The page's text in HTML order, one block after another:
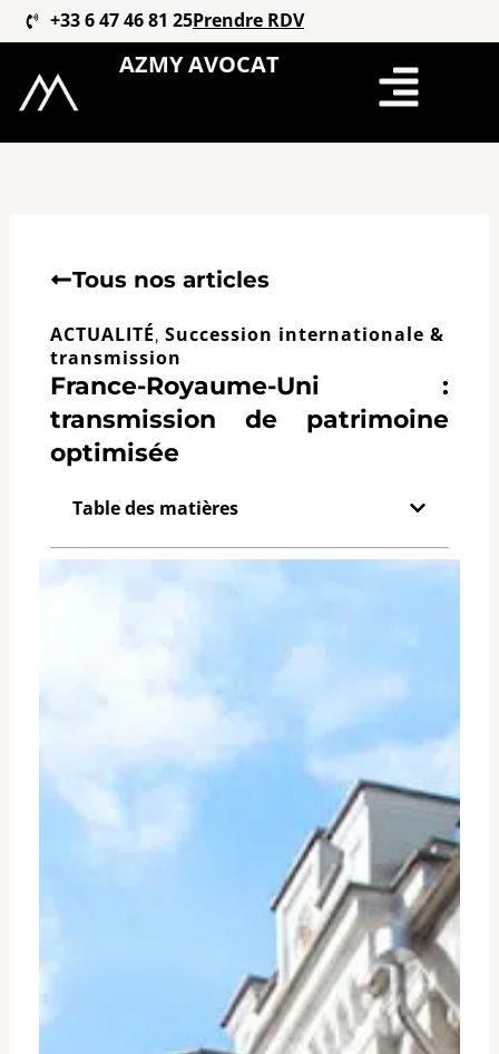
Aller
au
contenu
+33 6 47 46 81 25Prendre RDV
AZMY AVOCAT
Tous nos articles
ACTUALITÉ, Succession internationale &
transmission
France-Royaume-Uni :
transmission de patrimoine
optimisée
Table des matières